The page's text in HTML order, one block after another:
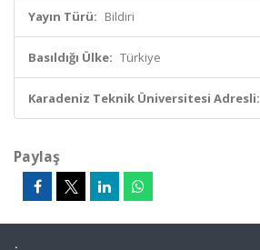
Yayın Türü: Bildiri
Basıldığı Ülke: Türkiye
Karadeniz Teknik Üniversitesi Adresli:
Paylaş